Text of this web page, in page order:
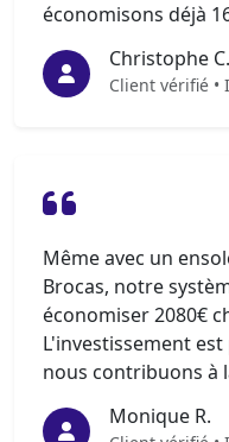
économisons déjà
Christophe C.
Client vérifié
Même avec un
Brocas, notre
économiser 2080€
L'investissement
nous contribuons à
Monique R.